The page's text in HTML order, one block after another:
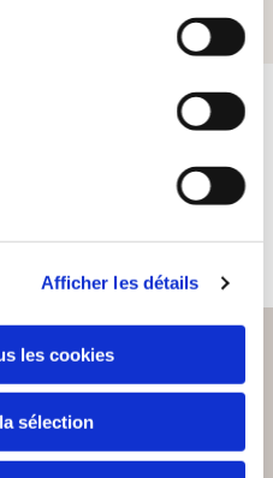
Afficher les détails
les cookies
sélection